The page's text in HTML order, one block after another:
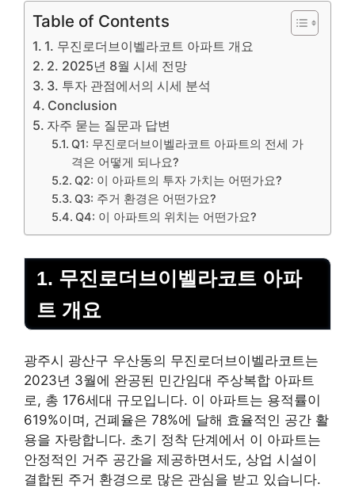
Table of Contents
1. 무진로더브이벨라코트 아파트 개요
2. 2025년 8월 시세 전망
3. 투자 관점에서의 시세 분석
Conclusion
자주 묻는 질문과 답변
Q1: 무진로더브이벨라코트 아파트의 전세 가
격은 어떻게 되나요?
Q2: 이 아파트의 투자 가치는 어떤가요?
Q3: 주거 환경은 어떤가요?
Q4: 이 아파트의 위치는 어떤가요?
1. 무진로더브이벨라코트 아파
트 개요
광주시 광산구 우산동의 무진로더브이벨라코트는
2023년 3월에 완공된 민간임대 주상복합 아파트
로, 총 176세대 규모입니다. 이 아파트는 용적률이
619%이며, 건폐율은 78%에 달해 효율적인 공간 활
용을 자랑합니다. 초기 정착 단계에서 이 아파트는
안정적인 거주 공간을 제공하면서도, 상업 시설이
결합된 주거 환경으로 많은 관심을 받고 있습니다.